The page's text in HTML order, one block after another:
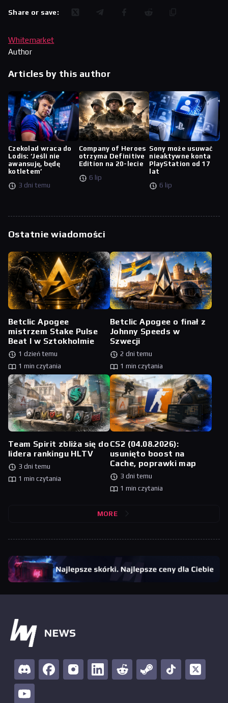
Share or save:
Whitemarket
Author
Articles by this author
Czekolad wraca do
Lodis: ‘Jeśli nie
awansuję, będę
kotletem’
3 dni temu
Company of Heroes
otrzyma Definitive
Edition na 20-lecie
6 lip
Sony może usuwać
nieaktywne konta
PlayStation od 17
lat
6 lip
Ostatnie wiadomości
Betclic Apogee
mistrzem Stake Pulse
Beat I w Sztokholmie
1 dzień temu
1 min czytania
Betclic Apogee o finał z
Johnny Speeds w
Szwecji
2 dni temu
1 min czytania
Team Spirit zbliża się do
lidera rankingu HLTV
3 dni temu
1 min czytania
CS2 (04.08.2026):
usunięto boost na
Cache, poprawki map
3 dni temu
1 min czytania
MORE